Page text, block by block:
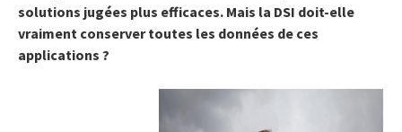
solutions jugées plus efficaces. Mais la DSI doit-elle
vraiment conserver toutes les données de ces
applications ?